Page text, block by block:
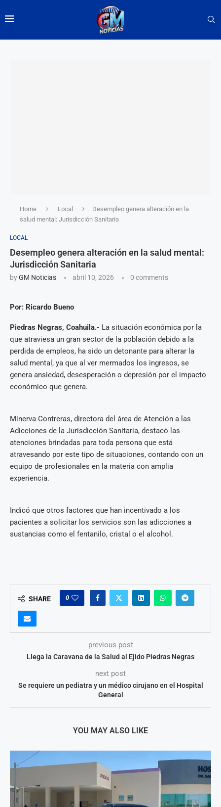
Home Local
Desempleo genera alteración en la
salud mental: Jurisdicción Sanitaria
LOCAL
Desempleo genera alteración en la salud mental:
Jurisdicción Sanitaria
byGM Noticias abril 10, 2026 0 comments
Por: Ricardo Bueno
Piedras Negras, Coahuila.- La situación económica por la
que atraviesa un gran sector de la población debido a la
perdida de empleos, ha sido un detonante para alterar la
salud mental, ya que al ver mermados los ingresos, se
genera ansiedad, desesperación o depresión por el impacto
económico que genera.
Minerva Contreras, directora del área de Atención a las
Adicciones de la Jurisdicción Sanitaria, destacó las
atenciones brindadas para toda persona que está
atravesando por este tipo de situaciones, contando con un
equipo de profesionales en la materia con amplia
experiencia.
Indicó que otros factores que han incentivado a los
pacientes a solicitar los servicios son las adicciones a
sustancias como el fentanilo, cristal o el alcohol.
SHARE 0
previous post
Llega la Caravana de la Salud al Ejido Piedras Negras
next post
Se requiere un pediatra y un médico cirujano en el Hospital
General
YOU MAY ALSO LIKE